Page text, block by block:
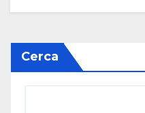
Cerca